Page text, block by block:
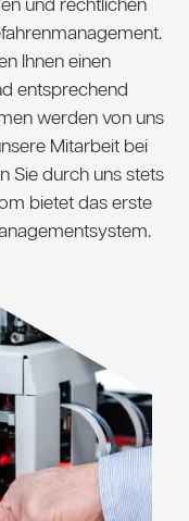
und rechtlichen
Ihnen einen
entsprechend
werden von uns
Mitarbeit bei
Sie durch uns stets
bietet das erste